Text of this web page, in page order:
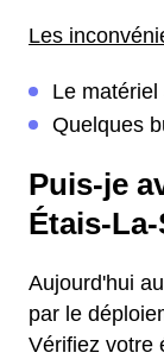
Les
Le matériel
Quelques
Puis-je
Étais-
Aujourd'hui
par le
Vérifiez votre